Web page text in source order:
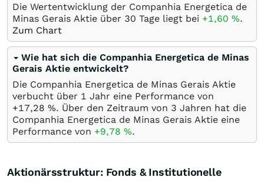
Die Wertentwicklung der Companhia Energetica de
Minas Gerais Aktie über 30 Tage liegt bei +1,60 %.
Zum Chart
Wie hat sich die Companhia Energetica de Minas
Gerais Aktie entwickelt?
Die Companhia Energetica de Minas Gerais Aktie
verbucht über 1 Jahr eine Performance von
+17,28 %. Über den Zeitraum von 3 Jahren hat die
Companhia Energetica de Minas Gerais Aktie eine
Performance von +9,78 %.
Aktionärsstruktur: Fonds & Institutionelle